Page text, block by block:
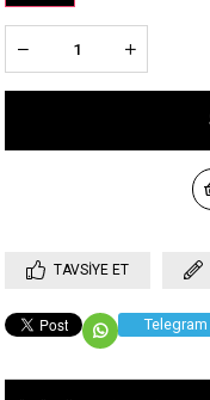
TAVSIYE ET
Telegram